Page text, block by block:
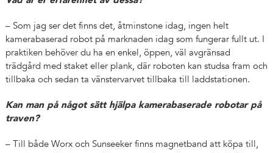
– Som jag ser det finns det, åtminstone idag, ingen helt
kamerabaserad robot på marknaden idag som fungerar fullt ut. I
praktiken behöver du ha en enkel, öppen, väl avgränsad
trädgård med staket eller plank, där roboten kan studsa fram och
tillbaka och sedan ta vänstervarvet tillbaka till laddstationen.
Kan man på något sätt hjälpa kamerabaserade robotar på
traven?
– Till både Worx och Sunseeker finns magnetband att köpa till,